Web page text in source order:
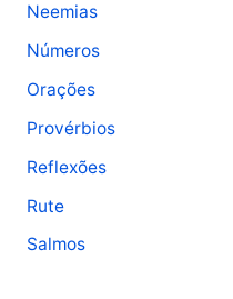
Neemias
Números
Orações
Provérbios
Reflexões
Rute
Salmos